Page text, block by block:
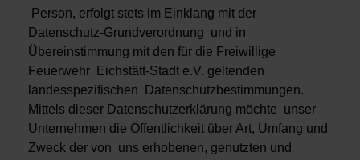
Person, erfolgt stets im Einklang mit der
Datenschutz-Grundverordnung und in
Übereinstimmung mit den für die Freiwillige
Feuerwehr Eichstätt-Stadt e.V. geltenden
landesspezifischen Datenschutzbestimmungen.
Mittels dieser Datenschutzerklärung möchte unser
Unternehmen die Öffentlichkeit über Art, Umfang und
Zweck der von uns erhobenen, genutzten und